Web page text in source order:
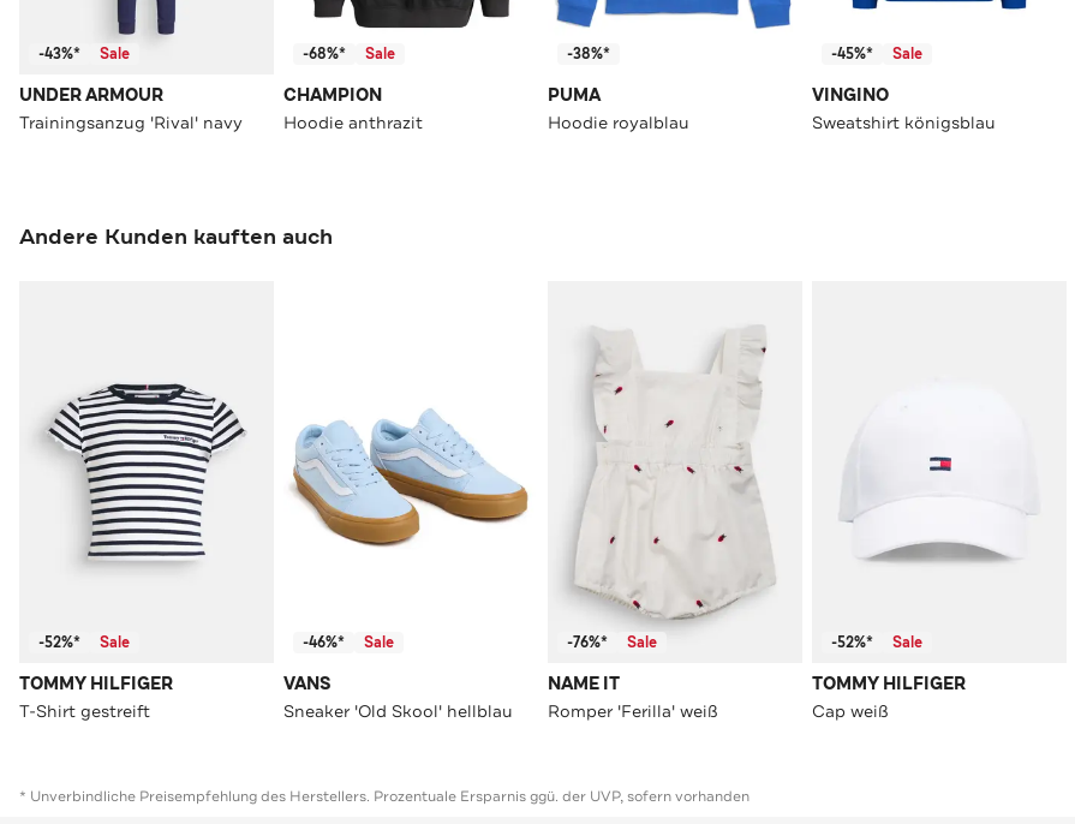
-43%* Sale
UNDER ARMOUR
Trainingsanzug 'Rival' navy
-68%* Sale
CHAMPION
Hoodie anthrazit
-38%*
PUMA
Hoodie royalblau
-45%* Sale
VINGINO
Sweatshirt königsblau
Andere Kunden kauften auch
-52%* Sale
TOMMY HILFIGER
T-Shirt gestreift
-46%* Sale
VANS
Sneaker 'Old Skool' hellblau
-76%* Sale
NAME IT
Romper 'Ferilla' weiß
-52%* Sale
TOMMY HILFIGER
Cap weiß
* Unverbindliche Preisempfehlung des Herstellers. Prozentuale Ersparnis ggü. der UVP, sofern vorhanden